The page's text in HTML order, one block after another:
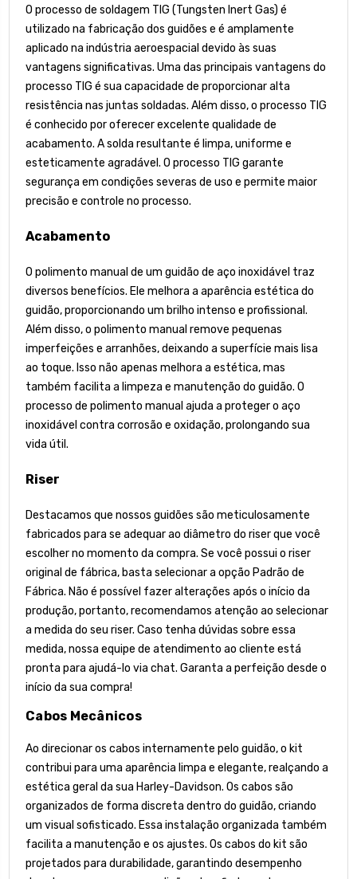
O processo de soldagem TIG (Tungsten Inert Gas) é
utilizado na fabricação dos guidões e é amplamente
aplicado na indústria aeroespacial devido às suas
vantagens significativas. Uma das principais vantagens do
processo TIG é sua capacidade de proporcionar alta
resistência nas juntas soldadas. Além disso, o processo TIG
é conhecido por oferecer excelente qualidade de
acabamento. A solda resultante é limpa, uniforme e
esteticamente agradável. O processo TIG garante
segurança em condições severas de uso e permite maior
precisão e controle no processo.
Acabamento
O polimento manual de um guidão de aço inoxidável traz
diversos benefícios. Ele melhora a aparência estética do
guidão, proporcionando um brilho intenso e profissional.
Além disso, o polimento manual remove pequenas
imperfeições e arranhões, deixando a superfície mais lisa
ao toque. Isso não apenas melhora a estética, mas
também facilita a limpeza e manutenção do guidão. O
processo de polimento manual ajuda a proteger o aço
inoxidável contra corrosão e oxidação, prolongando sua
vida útil.
Riser
Destacamos que nossos guidões são meticulosamente
fabricados para se adequar ao diâmetro do riser que você
escolher no momento da compra. Se você possui o riser
original de fábrica, basta selecionar a opção Padrão de
Fábrica. Não é possível fazer alterações após o início da
produção, portanto, recomendamos atenção ao selecionar
a medida do seu riser. Caso tenha dúvidas sobre essa
medida, nossa equipe de atendimento ao cliente está
pronta para ajudá-lo via chat. Garanta a perfeição desde o
início da sua compra!
Cabos Mecânicos
Ao direcionar os cabos internamente pelo guidão, o kit
contribui para uma aparência limpa e elegante, realçando a
estética geral da sua Harley-Davidson. Os cabos são
organizados de forma discreta dentro do guidão, criando
um visual sofisticado. Essa instalação organizada também
facilita a manutenção e os ajustes. Os cabos do kit são
projetados para durabilidade, garantindo desempenho